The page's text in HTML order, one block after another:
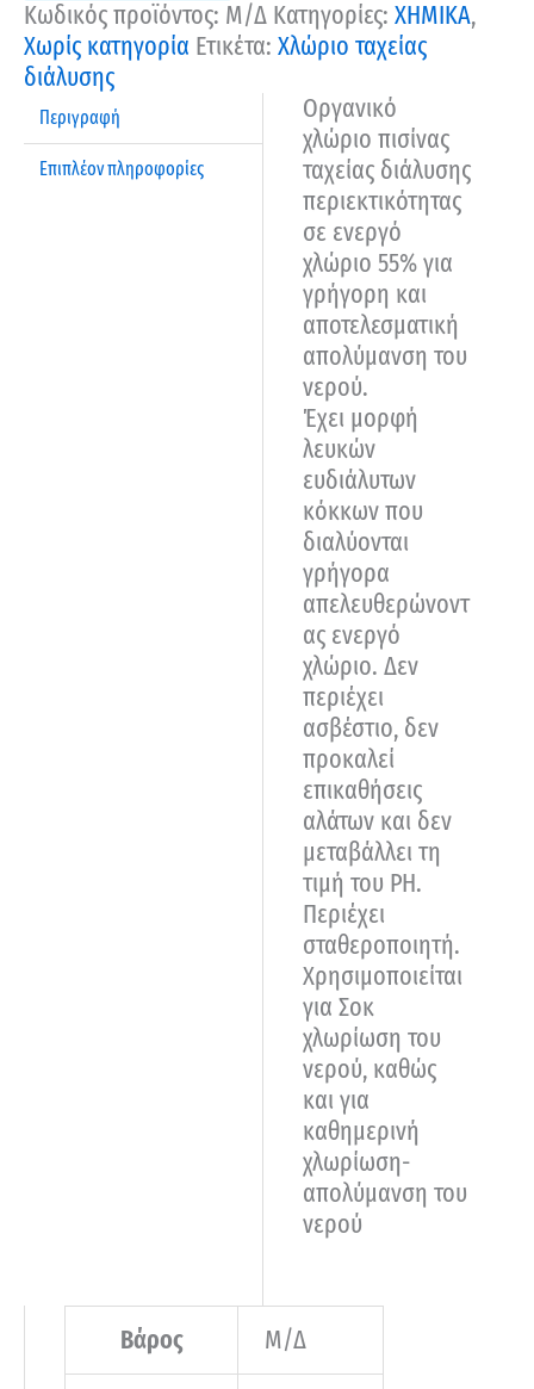
Κωδικός προϊόντος: Μ/Δ Κατηγορίες: ΧΗΜΙΚΑ,
Χωρίς κατηγορία Ετικέτα: Χλώριο ταχείας
διάλυσης
Περιγραφή
Επιπλέον πληροφορίες
Οργανικό
χλώριο πισίνας
ταχείας διάλυσης
περιεκτικότητας
σε ενεργό
χλώριο 55% για
γρήγορη και
αποτελεσματική
απολύμανση του
νερού.
Έχει μορφή
λευκών
ευδιάλυτων
κόκκων που
διαλύονται
γρήγορα
απελευθερώνοντ
ας ενεργό
χλώριο. Δεν
περιέχει
ασβέστιο, δεν
προκαλεί
επικαθήσεις
αλάτων και δεν
μεταβάλλει τη
τιμή του ΡΗ.
Περιέχει
σταθεροποιητή.
Χρησιμοποιείται
για Σοκ
χλωρίωση του
νερού, καθώς
και για
καθημερινή
χλωρίωση-
απολύμανση του
νερού
Βάρος Μ/Δ